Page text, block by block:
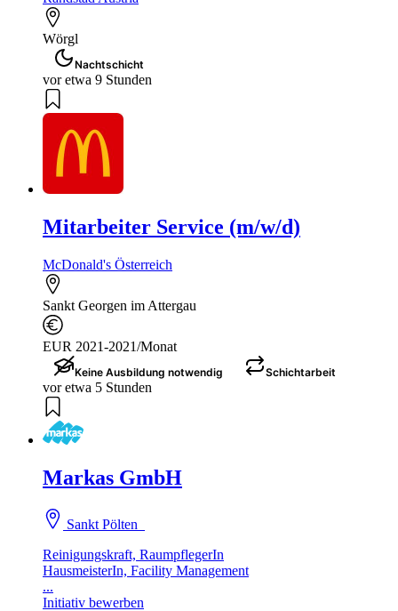
Wörgl
Nachtschicht
vor etwa 9 Stunden
Mitarbeiter Service (m/w/d)
McDonald's Österreich
Sankt Georgen im Attergau
EUR 2021-2021/Monat
Keine Ausbildung notwendig Schichtarbeit
vor etwa 5 Stunden
Markas GmbH
Sankt Pölten
Reinigungskraft, RaumpflegerIn
HausmeisterIn, Facility Management
...
Initiativ bewerben